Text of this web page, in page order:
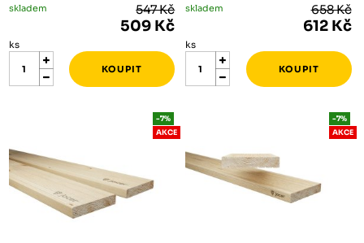
skladem 547 Kč
509 Kč
ks
skladem 658 Kč
612 Kč
ks
-7%
AKCE
-7%
AKCE